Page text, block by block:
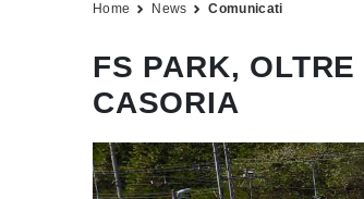
Home News Comunicati
FS PARK,
CASORIA